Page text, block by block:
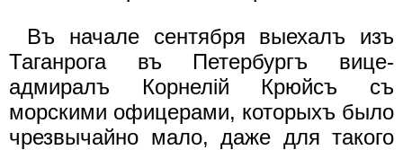
Въ начале сентября выехалъ изъ
Таганрога въ Петербургъ вице-
адмиралъ Корнелiй Крюйсъ съ
морскими офицерами, которыхъ было
чрезвычайно мало, даже для такого